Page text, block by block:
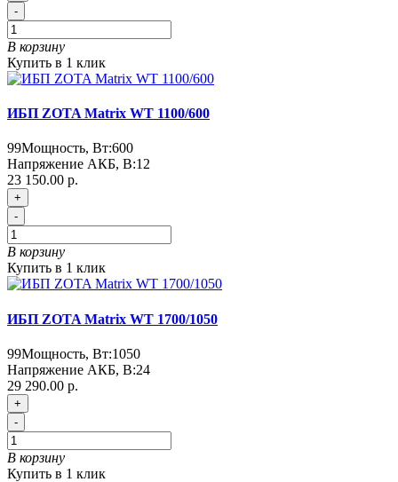
-
В корзину
Купить в 1 клик
ИБП ZOTA Matrix WT 1100/600
99Мощность, Вт:600
Напряжение АКБ, В:12
23 150.00 р.
+
-
В корзину
Купить в 1 клик
ИБП ZOTA Matrix WT 1700/1050
99Мощность, Вт:1050
Напряжение АКБ, В:24
29 290.00 р.
+
-
В корзину
Купить в 1 клик